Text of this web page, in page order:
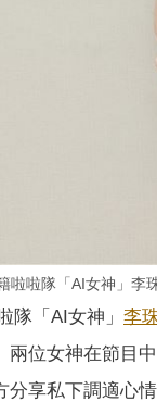
啦啦隊「AI女神」李
隊「AI女神」 李
兩位女神在節目
分享私下調適心